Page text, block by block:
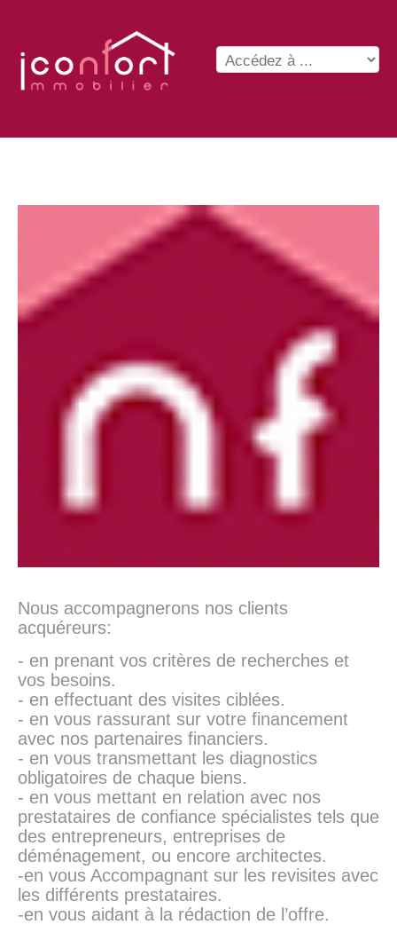
Nous accompagnerons nos clients
acquéreurs:
- en prenant vos critères de recherches et
vos besoins.
- en effectuant des visites ciblées.
- en vous rassurant sur votre financement
avec nos partenaires financiers.
- en vous transmettant les diagnostics
obligatoires de chaque biens.
- en vous mettant en relation avec nos
prestataires de confiance spécialistes tels que
des entrepreneurs, entreprises de
déménagement, ou encore architectes.
-en vous Accompagnant sur les revisites avec
les différents prestataires.
-en vous aidant à la rédaction de l’offre.